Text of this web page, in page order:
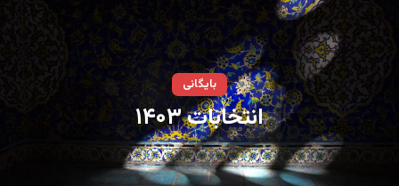
بایگانی
انتخابات ۱۴۰۳